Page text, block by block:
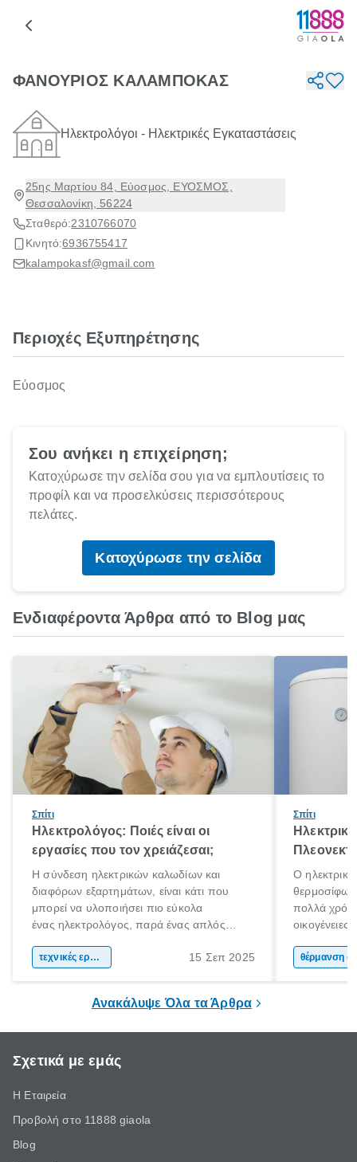
ΦΑΝΟΥΡΙΟΣ ΚΑΛΑΜΠΟΚΑΣ
Ηλεκτρολόγοι - Ηλεκτρικές Εγκαταστάσεις
25ης Μαρτίου 84, Εύοσμος, ΕΥΟΣΜΟΣ,
Θεσσαλονίκη, 56224
Σταθερό:2310766070
Κινητό:6936755417
kalampokasf@gmail.com
Περιοχές Εξυπηρέτησης
Εύοσμος
Σου ανήκει η επιχείρηση;
Κατοχύρωσε την σελίδα σου για να εμπλουτίσεις το
προφίλ και να προσελκύσεις περισσότερους
πελάτες.
Κατοχύρωσε την σελίδα
Ενδιαφέροντα Άρθρα από το Blog μας
Σπίτι
Ηλεκτρολόγος: Ποιές είναι οι
εργασίες που τον χρειάζεσαι;
Η σύνδεση ηλεκτρικών καλωδίων και
διαφόρων εξαρτημάτων, είναι κάτι που
μπορεί να υλοποιήσει πιο εύκολα
ένας ηλεκτρολόγος, παρά ένας απλός
περίπλοκα και επικίνδυνα. Αν έχεις στο νου
ηλεκτρολόγου είναι πιθανόν απαραίτητη.
τεχνικές εργασίες 15 Σεπ 2025
Σπίτι
Ο
πολλά
θέρμανσης
Ανακάλυψε Όλα τα Άρθρα
Σχετικά με εμάς
Η Εταιρεία
Προβολή στο 11888 giaola
Blog